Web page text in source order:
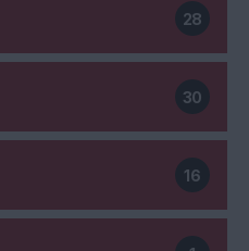
28
30
16